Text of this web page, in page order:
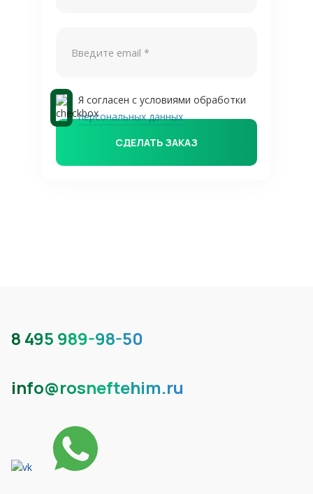
Я согласен с условиями обработки
персональных данных
СДЕЛАТЬ ЗАКАЗ
8 495 989-98-50
info@rosneftehim.ru